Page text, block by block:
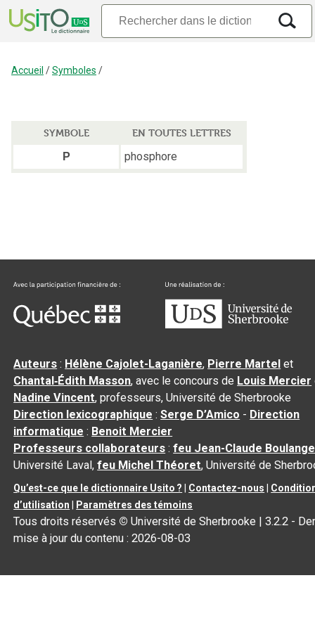
Accueil /Symboles /
SYMBOLE
EN TOUTES LETTRES
P
phosphore
Auteurs : Hélène Cajolet-Laganière, Pierre Martel et
Chantal‑Édith Masson, avec le concours de Louis Mercier
Nadine Vincent, professeurs, Université de Sherbrooke
Direction lexicographique :Serge D’Amico - Direction
informatique : Benoit Mercier
Professeurs collaborateurs :feu Jean-Claude
Université Laval,feu Michel Théoret, Université de
Qu’est-ce que le dictionnaire Usito ? Contactez-nous
d’utilisation
Paramètres des témoins
Tous droits réservés © Université de Sherbrooke |3.2.2 -
mise à jour du contenu :2026-08-03